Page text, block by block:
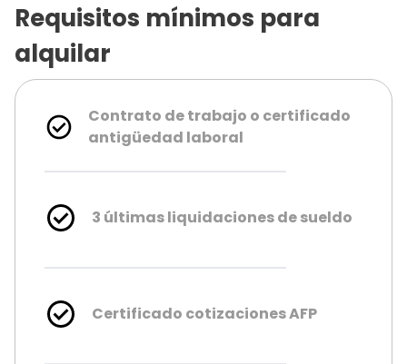
Requisitos mínimos para
alquilar
Contrato de trabajo o certificado
antigüedad laboral
3 últimas liquidaciones de sueldo
Certificado cotizaciones AFP